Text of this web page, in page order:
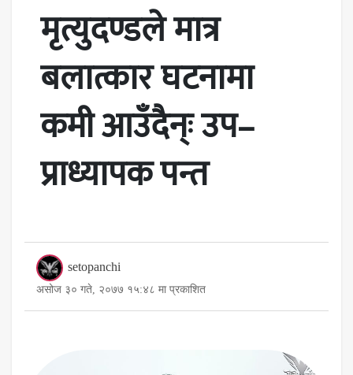
मृत्युदण्डले मात्र
बलात्कार घटनामा
कमी आउँदैन्ः उप–
प्राध्यापक पन्त
setopanchi
असोज ३० गते, २०७७ १५:४८ मा प्रकाशित